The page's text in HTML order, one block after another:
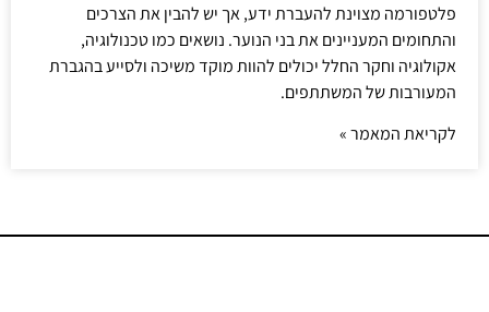
פלטפורמה מצוינת להעברת ידע, אך יש להבין את הצרכים
והתחומים המעניינים את בני הנוער. נושאים כמו טכנולוגיה,
אקולוגיה וחקר החלל יכולים להוות מוקד משיכה ולסייע בהגברת
המעורבות של המשתתפים.
לקריאת המאמר »